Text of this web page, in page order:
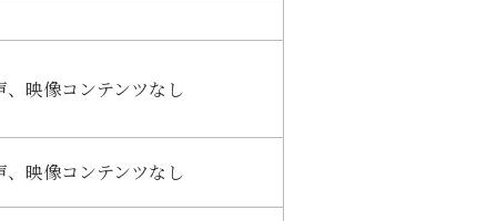
、映像コンテンツなし
、映像コンテンツなし